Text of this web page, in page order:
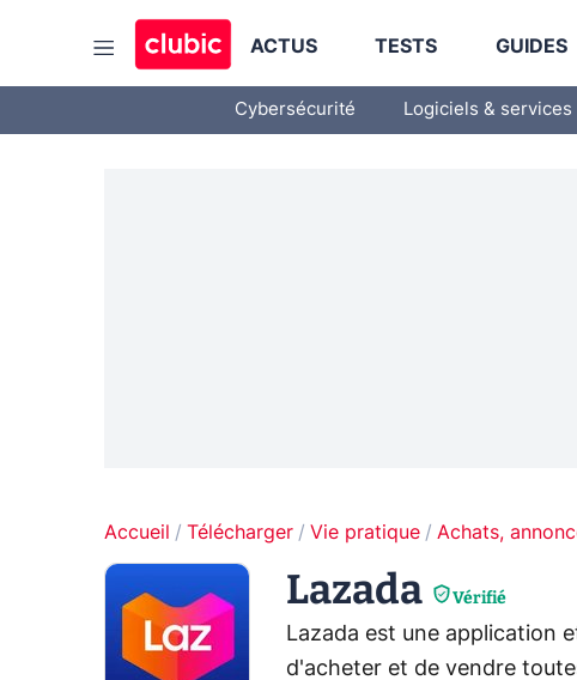
ACTUS TESTS GUIDES
Cybersécurité Logiciels & services
Accueil Télécharger Vie pratique Achats,
Lazada Vérifié
Lazada est une application
d'acheter et de vendre